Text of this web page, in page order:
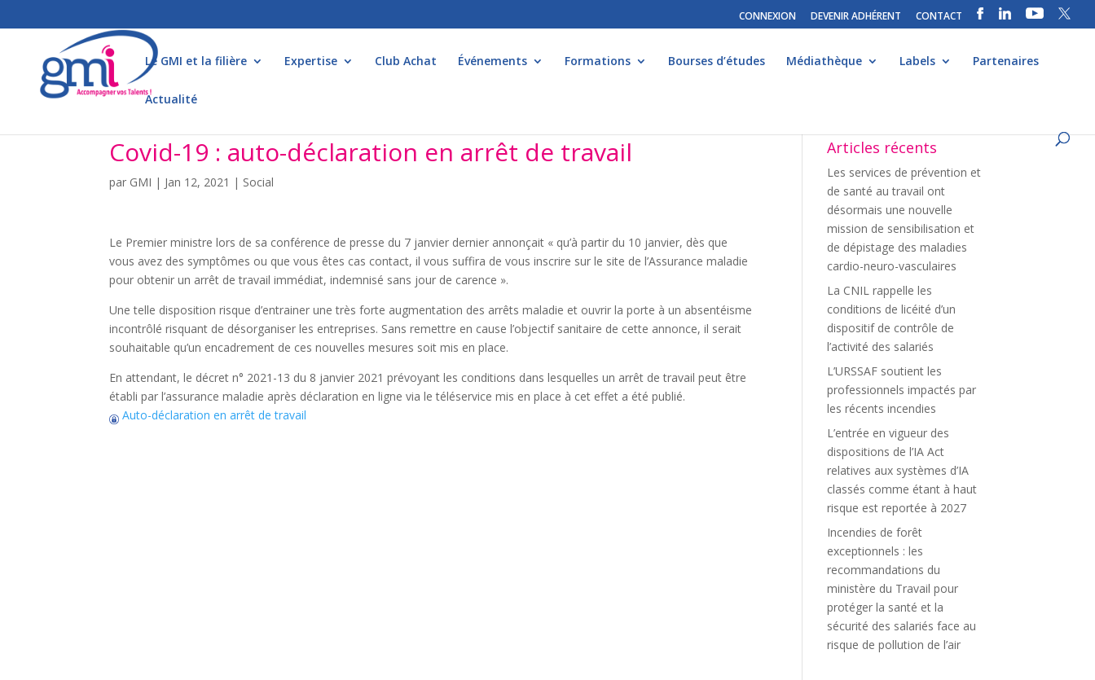
CONNEXION DEVENIR ADHÉRENT CONTACT
Le GMI et la filière Expertise Club Achat Événements Formations Bourses d’études Médiathèque Labels Partenaires
Actualité
Covid-19 : auto-déclaration en arrêt de travail
par GMI | Jan 12, 2021 | Social
Le Premier ministre lors de sa conférence de presse du 7 janvier dernier annonçait « qu’à partir du 10 janvier, dès que
vous avez des symptômes ou que vous êtes cas contact, il vous suffira de vous inscrire sur le site de l’Assurance maladie
pour obtenir un arrêt de travail immédiat, indemnisé sans jour de carence ».
Une telle disposition risque d’entrainer une très forte augmentation des arrêts maladie et ouvrir la porte à un absentéisme
incontrôlé risquant de désorganiser les entreprises. Sans remettre en cause l’objectif sanitaire de cette annonce, il serait
souhaitable qu’un encadrement de ces nouvelles mesures soit mis en place.
En attendant, le décret n° 2021-13 du 8 janvier 2021 prévoyant les conditions dans lesquelles un arrêt de travail peut être
établi par l’assurance maladie après déclaration en ligne via le téléservice mis en place à cet effet a été publié.
Auto-déclaration en arrêt de travail
Articles récents
Les services de prévention et
de santé au travail ont
désormais une nouvelle
mission de sensibilisation et
de dépistage des maladies
cardio-neuro-vasculaires
La CNIL rappelle les
conditions de licéité d’un
dispositif de contrôle de
l’activité des salariés
L’URSSAF soutient les
professionnels impactés par
les récents incendies
L’entrée en vigueur des
dispositions de l’IA Act
relatives aux systèmes d’IA
classés comme étant à haut
risque est reportée à 2027
Incendies de forêt
exceptionnels : les
recommandations du
ministère du Travail pour
protéger la santé et la
sécurité des salariés face au
risque de pollution de l’air